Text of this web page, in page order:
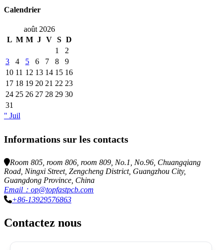
Calendrier
août 2026
L M M J V S D
1
2
3
4 5 6 7 8
9
10 11 12 13 14 15 16
17 18 19 20 21 22 23
24 25 26 27 28 29 30
31
" Juil
Informations sur les contacts
Room 805, room 806, room 809, No.1, No.96, Chuangqiang
Road, Ningxi Street, Zengcheng District, Guangzhou City,
Guangdong Province, China
Email：op@topfastpcb.com
+86-13929576863
Contactez nous